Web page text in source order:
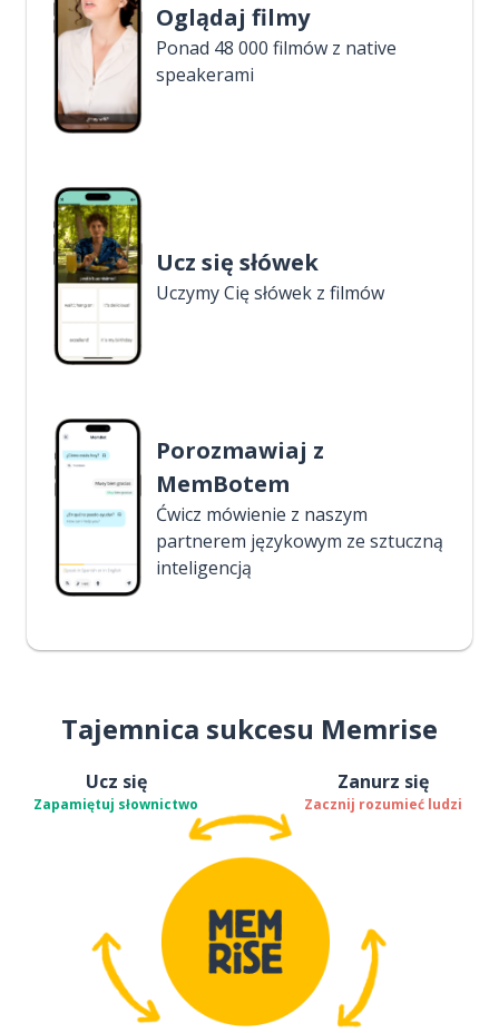
Oglądaj filmy
Ponad 48 000 filmów z native
speakerami
Ucz się słówek
Uczymy Cię słówek z filmów
Porozmawiaj z
MemBotem
Ćwicz mówienie z naszym
partnerem językowym ze sztuczną
inteligencją
Tajemnica sukcesu Memrise
Ucz się
Zapamiętuj słownictwo
Zanurz się
Zacznij rozumieć ludzi